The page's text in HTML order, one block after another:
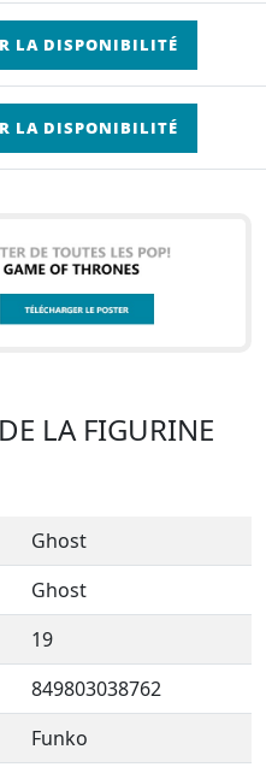
LA DISPONIBILITÉ
LA DISPONIBILITÉ
LA FIGURINE
Ghost
Ghost
19
849803038762
Funko